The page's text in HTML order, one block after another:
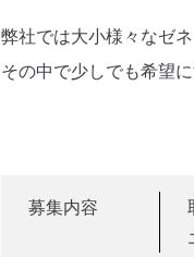
弊社では大小様々なゼ
その中で少しでも希望
募集内容